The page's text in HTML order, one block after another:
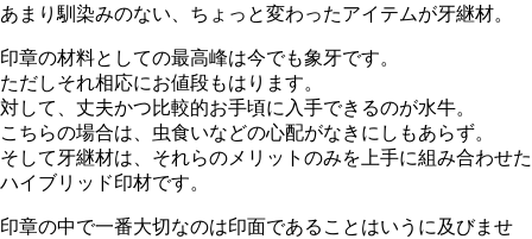
あまり馴染みのない、ちょっと変わったアイテムが牙継材。
印章の材料としての最高峰は今でも象牙です。
ただしそれ相応にお値段もはります。
対して、丈夫かつ比較的お手頃に入手できるのが水牛。
こちらの場合は、虫食いなどの心配がなきにしもあらず。
そして牙継材は、それらのメリットのみを上手に組み合わせた
ハイブリッド印材です。
印章の中で一番大切なのは印面であることはいうに及びませ